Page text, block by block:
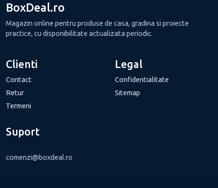
BoxDeal.ro
Magazin online pentru produse de casa, gradina si proiecte
practice, cu disponibilitate actualizata periodic.
Clienti
Contact
Retur
Termeni
Legal
Confidentialitate
Sitemap
Suport
comenzi@boxdeal.ro